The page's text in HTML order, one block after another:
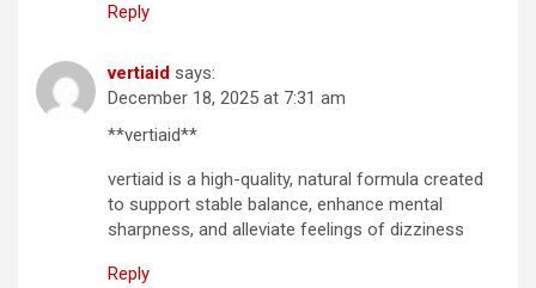
Reply
vertiaid says:
December 18, 2025 at 7:31 am
**vertiaid**
vertiaid is a high-quality, natural formula created
to support stable balance, enhance mental
sharpness, and alleviate feelings of dizziness
Reply